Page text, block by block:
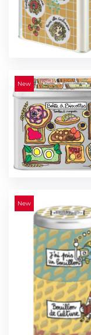
New
New